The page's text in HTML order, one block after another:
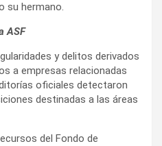
su hermano.
ASF
y delitos derivados
a empresas relacionadas
oficiales detectaron
destinadas a las áreas
del Fondo de